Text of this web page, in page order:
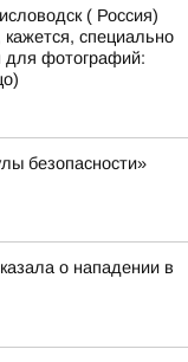
( Россия)
специально
фотографий:
безопасности»
о нападении в